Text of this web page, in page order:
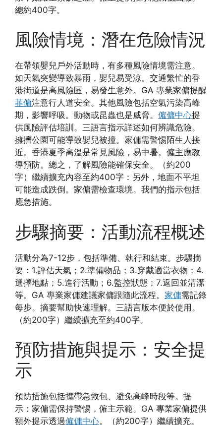
總約400字。
風險情境：潛在危險情況
在帶領嬰兒戶外活動時，有多種風險情境需注意。
如天氣突變導致暴雨，嬰兒易受涼。交通繁忙的香
港街道是高風險區，易發生意外。GA 專業家傭提醒
菲傭注意行人道安全。其他風險包括空氣污染高峰
期，影響呼吸。動物或昆蟲也是威脅。 僱傭中心提
供風險評估培訓。三語言指示詳述如何辨識危險。
擁擠公園可能導致嬰兒被撞。家傭需警惕陌生人接
近。香港夏季高溫是常見風險，易中暑。僱主應教
導預防。總之，了解風險能確保安全。（約200
字）繼續擴充內容至約400字：另外，地面不平坦
可能造成跌倒。家傭需檢查環境。我們的指示包括
應急措施。
步驟摘要：活動流程概述
活動分為7-12步，包括準備、執行和結束。步驟摘
要：1.評估天氣；2.準備物品；3.穿戴適當衣物；4.
選擇地點；5.進行活動；6.監控狀態；7.返回並清潔
等。GA 專業家傭建議家傭跟隨此流程。 家傭需記錄
每步。摘要幫助快速理解。三語言版本便於使用。
（約200字）繼續擴充至約400字。
預防措施與提示：安全提
示
預防措施包括攜帶急救包、避免高峰時段等。提
示：家傭需保持警惕，僱主示範。GA 專業家傭提供
額外提示透過僱傭中心。（約200字）繼續擴充。